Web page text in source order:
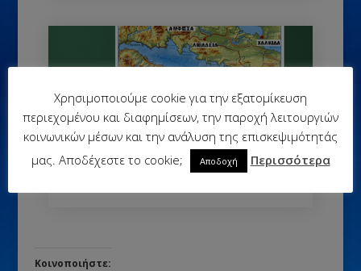
Μαθαίνω για την Ελλάδα (κουίζ)
Κοινοποιήστε:
Χρησιμοποιούμε cookie για την εξατομίκευση
περιεχομένου και διαφημίσεων, την παροχή λειτουργιών
κοινωνικών μέσων και την ανάλυση της επισκεψιμότητάς
μας. Αποδέχεστε το cookie;
Αποδοχή Περισσότερα